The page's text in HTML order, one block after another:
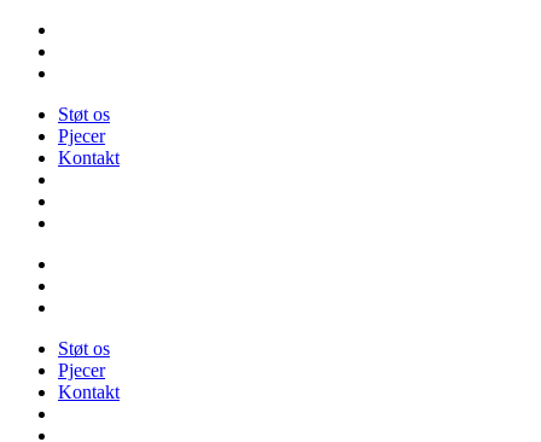
Videre
indhold
Støt os
Pjecer
Kontakt
Støt os
Pjecer
Kontakt